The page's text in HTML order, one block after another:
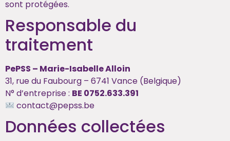
sont protégées.
Responsable du
traitement
PePSS – Marie-Isabelle Alloin
31, rue du Faubourg – 6741 Vance (Belgique)
N° d’entreprise : BE 0752.633.391
contact@pepss.be
Données collectées